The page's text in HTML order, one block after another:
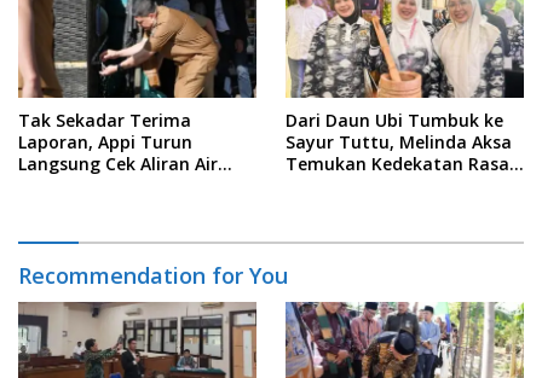
Tak Sekadar Terima
Laporan, Appi Turun
Langsung Cek Aliran Air
Dari Daun Ubi Tumbuk ke
Sayur Tuttu, Melinda Aksa
Temukan Kedekatan Rasa
Recommendation for You